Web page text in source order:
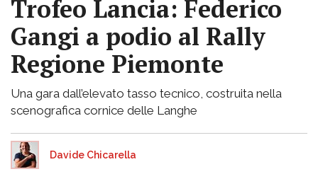
Trofeo Lancia: Federico
Gangi a podio al Rally
Regione Piemonte
Una gara dall’elevato tasso tecnico, costruita nella
scenografica cornice delle Langhe
Davide Chicarella